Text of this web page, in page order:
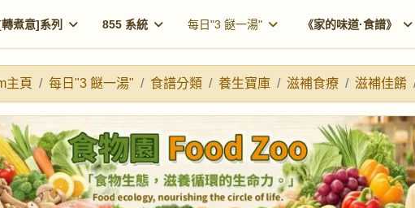
煮意]系列 855 系統 每日"3 餸一湯" 《家的味道·食譜》
主頁 每日"3 餸一湯" 食譜分類 養生寶庫 滋補食療 滋補佳餚